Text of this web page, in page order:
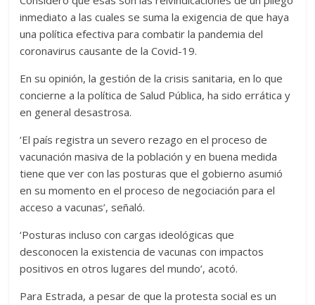
inmediato a las cuales se suma la exigencia de que haya
una política efectiva para combatir la pandemia del
coronavirus causante de la Covid-19.
En su opinión, la gestión de la crisis sanitaria, en lo que
concierne a la política de Salud Pública, ha sido errática y
en general desastrosa.
‘El país registra un severo rezago en el proceso de
vacunación masiva de la población y en buena medida
tiene que ver con las posturas que el gobierno asumió
en su momento en el proceso de negociación para el
acceso a vacunas’, señaló.
‘Posturas incluso con cargas ideológicas que
desconocen la existencia de vacunas con impactos
positivos en otros lugares del mundo’, acotó.
Para Estrada, a pesar de que la protesta social es un